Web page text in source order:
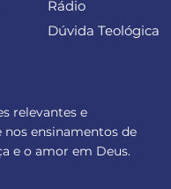
Rádio
Dúvida Teológica
relevantes e
ensinamentos de
e o amor em Deus.